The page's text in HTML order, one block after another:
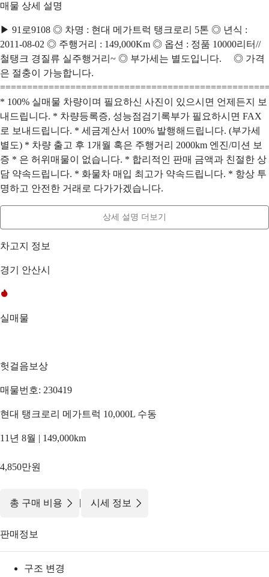
매물 상세 설명
▶ 91로9108 ◎ 차명 : 현대 메가트럭 탱크로리 5톤 ◎ 년식 :
2011-08-02 ◎ 주행거리 : 149,000Km ◎ 옵션 : 정품 10000리터//
철탱크 경질류 실주행거리~ ◎ 부가세는 별도입니다. ◎ 가격
은 절충이 가능합니다.
* 100% 실매물 차량이며 필요하신 사진이 있으시면 언제든지 보
내드립니다. * 차량등록증, 성능점검기록부가 필요하시면 FAX
로 보내드립니다. * 세금계산서 100% 발행해드립니다. (부가세
별도) * 차량 출고 후 1개월 혹은 주행거리 2000km 엔진/미션 보
증 * 은 허위매물이 없습니다. * 합리적인 판매 금액과 친절한 상
담 약속드립니다. * 화물차 매입 최고가 약속드립니다. * 항상 투
명하고 안전한 거래로 다가가겠습니다.
상세 설명 더보기
차고지 정보
경기 안산시
실매물
헛걸음보상
매물번호: 230419
현대 탱크로리 메가트럭 10,000L 수동
11년 8월 | 149,000km
4,850만원
총 구매 비용 | 시세 정보
판매정보
구조 변경